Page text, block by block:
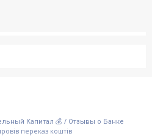
Капитал 💰 / Отзывы о Банке
переказ коштів